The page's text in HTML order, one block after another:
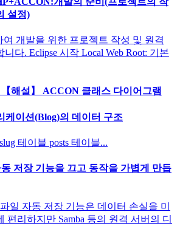
설정)
여 개발을 위한 프로젝트 작성 및 원격
다. Eclipse 시작 Local Web Root: 기본
해설】 ACCON 클래스 다이어그램
케이션(Blog)의 데이터 구조
테이블 posts 테이블...
저장 기능을 끄고 동작을 가볍게 만듭
일 자동 저장 기능은 데이터 손실을 미
편리하지만 Samba 등의 원격 서버의 디